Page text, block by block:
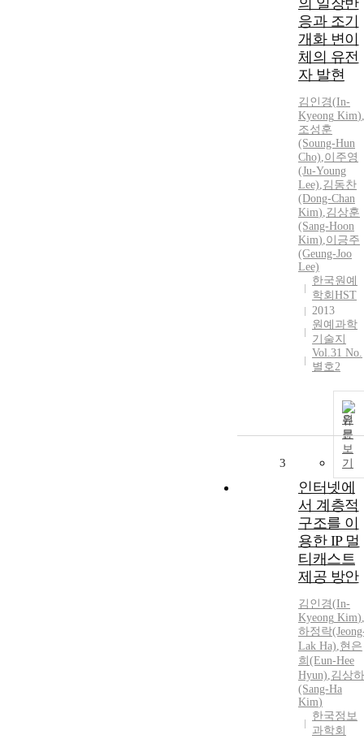
의 일장반
응과 조기
개화 변이
체의 유전
자 발현
김인경(In-
Kyeong Kim),
조성훈
(Soung-Hun
Cho),이주영
(Ju-Young
Lee),김동찬
(Dong-Chan
Kim),김상훈
(Sang-Hoon
Kim),이긍주
(Geung-Joo
Lee)
한국원예
학회HST
2013
원예과학
기술지
Vol.31 No.
별호2
원
문
보
기
3
인터넷에
서 계층적
구조를 이
용한 IP 멀
티캐스트
제공 방안
김인경(In-
Kyeong Kim),
하정락
Lak Ha),현은
희(Eun-Hee
Hyun),김상하
(Sang-Ha
Kim)
한국정보
과학회